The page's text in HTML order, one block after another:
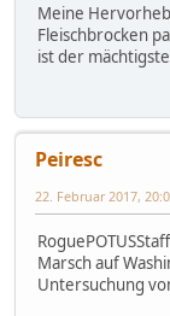
Meine
Fleischbrocken
ist der
Peiresc
22. Februar 2017,
Marsch auf
Untersuchung